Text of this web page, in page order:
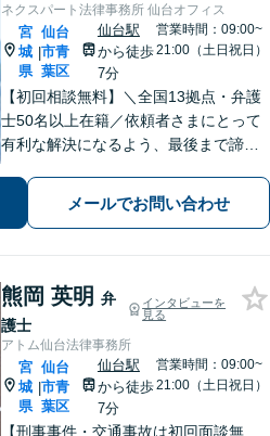
ネクスパート法律事務所 仙台オフィス
宮
城
県
|
仙台
市青
葉区
仙台駅
から徒歩
7分
営業時間：09:00~
21:00（土日祝日）
【初回相談無料】＼全国13拠点・弁護
士50名以上在籍／依頼者さまにとって
有利な解決になるよう、最後まで諦め
題/相続/交通事故/刑事事件など、ご相
談ください【夜間・休日対応】
メールでお問い合わせ
熊岡 英明 弁
護士
インタビューを
見る
アトム仙台法律事務所
宮
城
県
|
仙台
市青
葉区
仙台駅
から徒歩
7分
営業時間：09:00~
21:00（土日祝日）
【刑事事件・交通事故は初回面談無